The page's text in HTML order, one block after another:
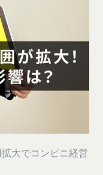
大でコンビニ経営